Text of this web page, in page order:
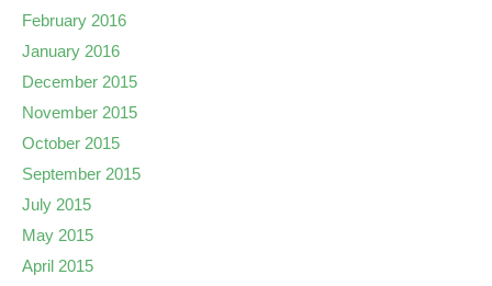
February 2016
January 2016
December 2015
November 2015
October 2015
September 2015
July 2015
May 2015
April 2015